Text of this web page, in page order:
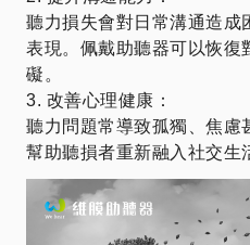
聽力損失會對日常溝通造成
表現。佩戴助聽器可以恢復
礙。
3. 改善心理健康：
聽力問題常導致孤獨、焦慮
幫助聽損者重新融入社交生